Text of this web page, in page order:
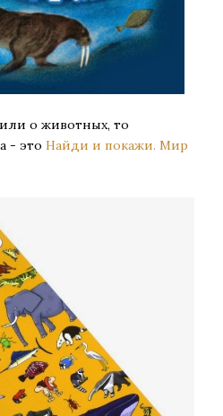
о животных, то
- это Найди и покажи. Мир